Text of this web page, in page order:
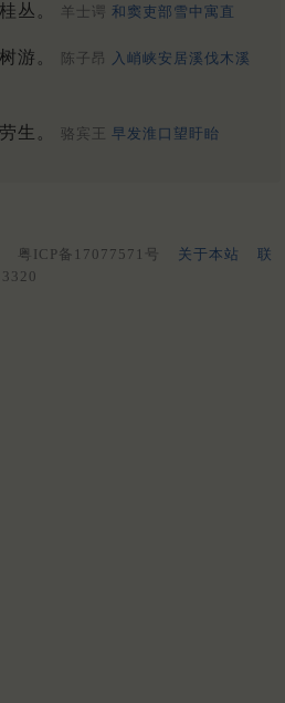
丛。 羊士谔 和窦吏部雪中寓直
游。 陈子昂 入峭峡安居溪伐木溪
生。 骆宾王 早发淮口望盱眙
粤ICP备17077571号 关于本站
联